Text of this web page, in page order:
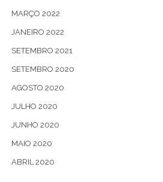
MARÇO 2022
JANEIRO 2022
SETEMBRO 2021
SETEMBRO 2020
AGOSTO 2020
JULHO 2020
JUNHO 2020
MAIO 2020
ABRIL 2020